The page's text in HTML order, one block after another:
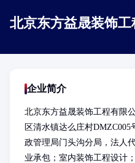
北京东方益晟装饰工
企业简介
北京东方益晟装饰工程有限
区清水镇达么庄村
政管理局门头沟分局，法人
业承包；室内装饰工程设计